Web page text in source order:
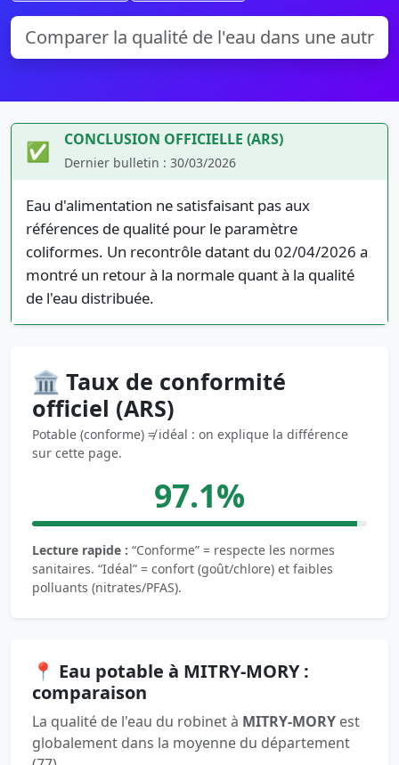
✅ CONCLUSION OFFICIELLE (ARS)
Dernier bulletin : 30/03/2026
Eau d'alimentation ne satisfaisant pas aux
références de qualité pour le paramètre
coliformes. Un recontrôle datant du 02/04/2026 a
montré un retour à la normale quant à la qualité
de l'eau distribuée.
🏛️ Taux de conformité
officiel (ARS)
Potable (conforme) ≠ idéal : on explique la différence
sur cette page.
97.1%
Lecture rapide : “Conforme” = respecte les normes
sanitaires. “Idéal” = confort (goût/chlore) et faibles
polluants (nitrates/PFAS).
📍 Eau potable à MITRY-MORY :
comparaison
La qualité de l'eau du robinet à MITRY-MORY est
globalement dans la moyenne du département